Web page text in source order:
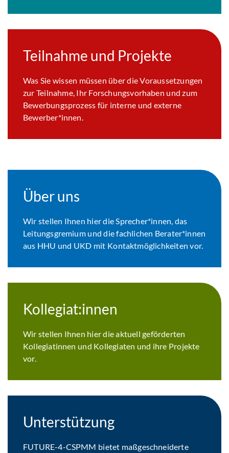
Teilnahme und Projekte
Was Sie wissen müssen über die Voraussetzungen
zur Teilnahme, Ihr Forschungsvorhaben und zum
Bewerbungsprozess für interne und externe
Bewerber*innen.
Über uns
Wir stellen Ihnen hier die Sprecher*innen, das
Leitungsgremium und die fachlichen Berater*innen
aus HHU und UKD mit Kontaktmöglichkeiten vor.
Kollegiat:innen
Wir stellen Ihnen hier die aktuell geförderten
Kollegiatinnen und Kollegiaten und ihre Projekte
vor.
Unterstützung
FUTURE-4-CSPMM bietet maßgeschneiderte